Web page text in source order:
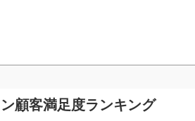
顧客満足度ランキング